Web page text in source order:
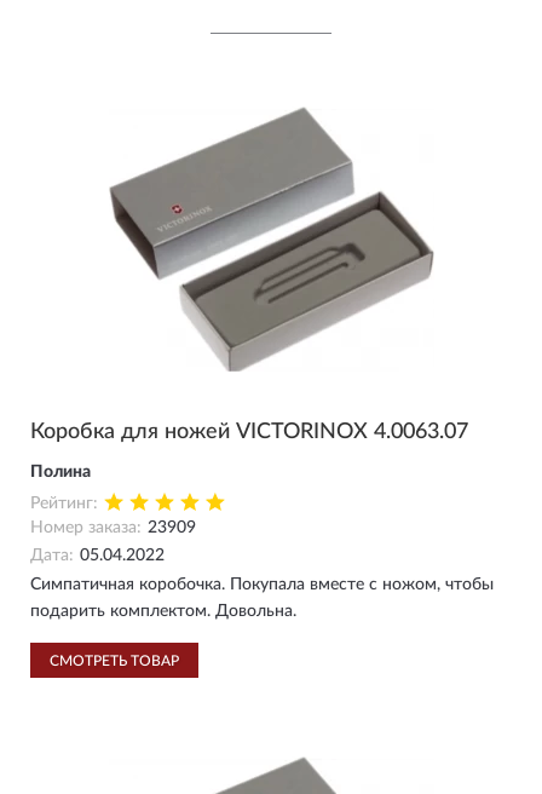
Коробка для ножей VICTORINOX 4.0063.07
Полина
Рейтинг:
Номер заказа: 23909
Дата: 05.04.2022
Симпатичная коробочка. Покупала вместе с ножом, чтобы
подарить комплектом. Довольна.
СМОТРЕТЬ ТОВАР